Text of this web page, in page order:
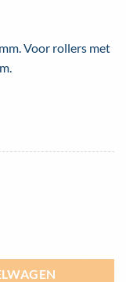
Voor rollers met